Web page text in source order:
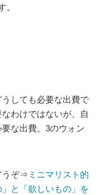
。
しても必要な出費で
わけではないが、自
な出費。3のウォン
うぞ⇒ ミニマリスト的
と「欲しいもの」を